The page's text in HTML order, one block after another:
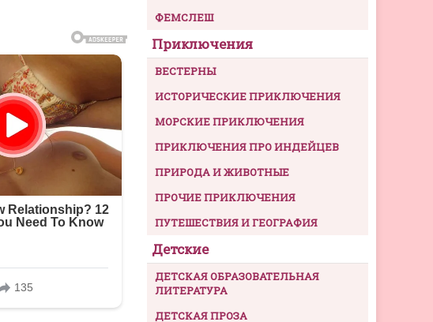
ФЕМСЛЕШ
Приключения
ВЕСТЕРНЫ
ИСТОРИЧЕСКИЕ ПРИКЛЮЧЕНИЯ
МОРСКИЕ ПРИКЛЮЧЕНИЯ
ПРИКЛЮЧЕНИЯ ПРО ИНДЕЙЦЕВ
ПРИРОДА И ЖИВОТНЫЕ
ПРОЧИЕ ПРИКЛЮЧЕНИЯ
ПУТЕШЕСТВИЯ И ГЕОГРАФИЯ
Детские
ДЕТСКАЯ ОБРАЗОВАТЕЛЬНАЯ
ЛИТЕРАТУРА
ДЕТСКАЯ ПРОЗА